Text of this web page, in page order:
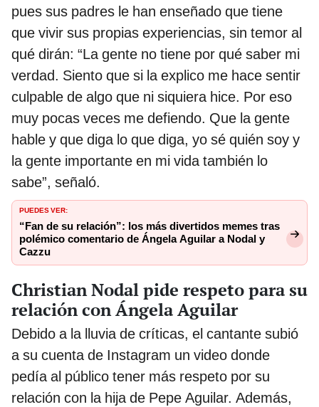
pues sus padres le han enseñado que tiene
que vivir sus propias experiencias, sin temor al
qué dirán: “La gente no tiene por qué saber mi
verdad. Siento que si la explico me hace sentir
culpable de algo que ni siquiera hice. Por eso
muy pocas veces me defiendo. Que la gente
hable y que diga lo que diga, yo sé quién soy y
la gente importante en mi vida también lo
sabe”, señaló.
PUEDES VER:
“Fan de su relación”: los más divertidos memes tras
polémico comentario de Ángela Aguilar a Nodal y
Cazzu
Christian Nodal pide respeto para su
relación con Ángela Aguilar
Debido a la lluvia de críticas, el cantante subió
a su cuenta de Instagram un video donde
pedía al público tener más respeto por su
relación con la hija de Pepe Aguilar. Además,